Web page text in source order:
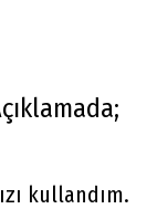
kullandım.